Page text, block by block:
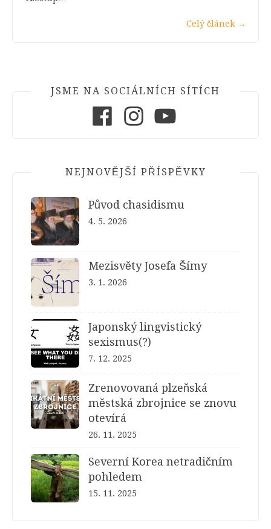
Celý článek →
JSME NA SOCIÁLNÍCH SÍTÍCH
NEJNOVĚJŠÍ PŘÍSPĚVKY
Původ chasidismu
4. 5. 2026
Mezisvěty Josefa Šímy
3. 1. 2026
Japonský lingvistický
sexismus(?)
7. 12. 2025
Zrenovovaná plzeňská
městská zbrojnice se znovu
otevírá
26. 11. 2025
Severní Korea netradičním
pohledem
15. 11. 2025